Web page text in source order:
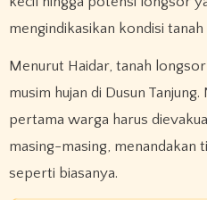
mengindikasikan kondisi
Menurut Haidar, tanah
musim hujan di Dusun Tanjung.
pertama warga harus
masing-masing, menandakan
seperti biasanya.